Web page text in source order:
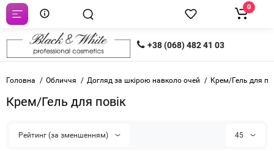
+38 (068) 482 41 03
0
Головна Обличчя Догляд за шкірою навколо очей Крем/Гель для
Крем/Гель для повік
Рейтинг (за зменшенням) 45